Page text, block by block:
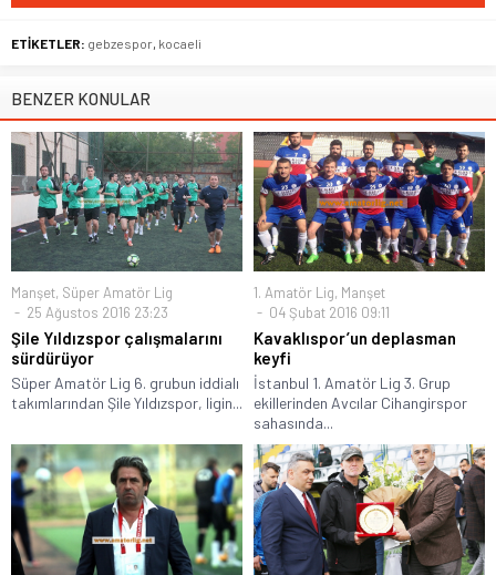
ETİKETLER: gebzespor, kocaeli
BENZER KONULAR
Manşet, Süper Amatör Lig
25 Ağustos 2016 23:23
Şile Yıldızspor çalışmalarını
sürdürüyor
Süper Amatör Lig 6. grubun iddialı
takımlarından Şile Yıldızspor, ligin...
1. Amatör Lig, Manşet
04 Şubat 2016 09:11
Kavaklıspor’un deplasman
keyfi
İstanbul 1. Amatör Lig 3. Grup
ekillerinden Avcılar Cihangirspor
sahasında...